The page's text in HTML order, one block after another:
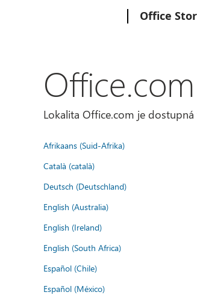
Office
Lokalita Office.com je
Afrikaans (Suid-Afrika)
Català (català)
Deutsch (Deutschland)
English (Australia)
English (Ireland)
English (South Africa)
Español (Chile)
Español (México)